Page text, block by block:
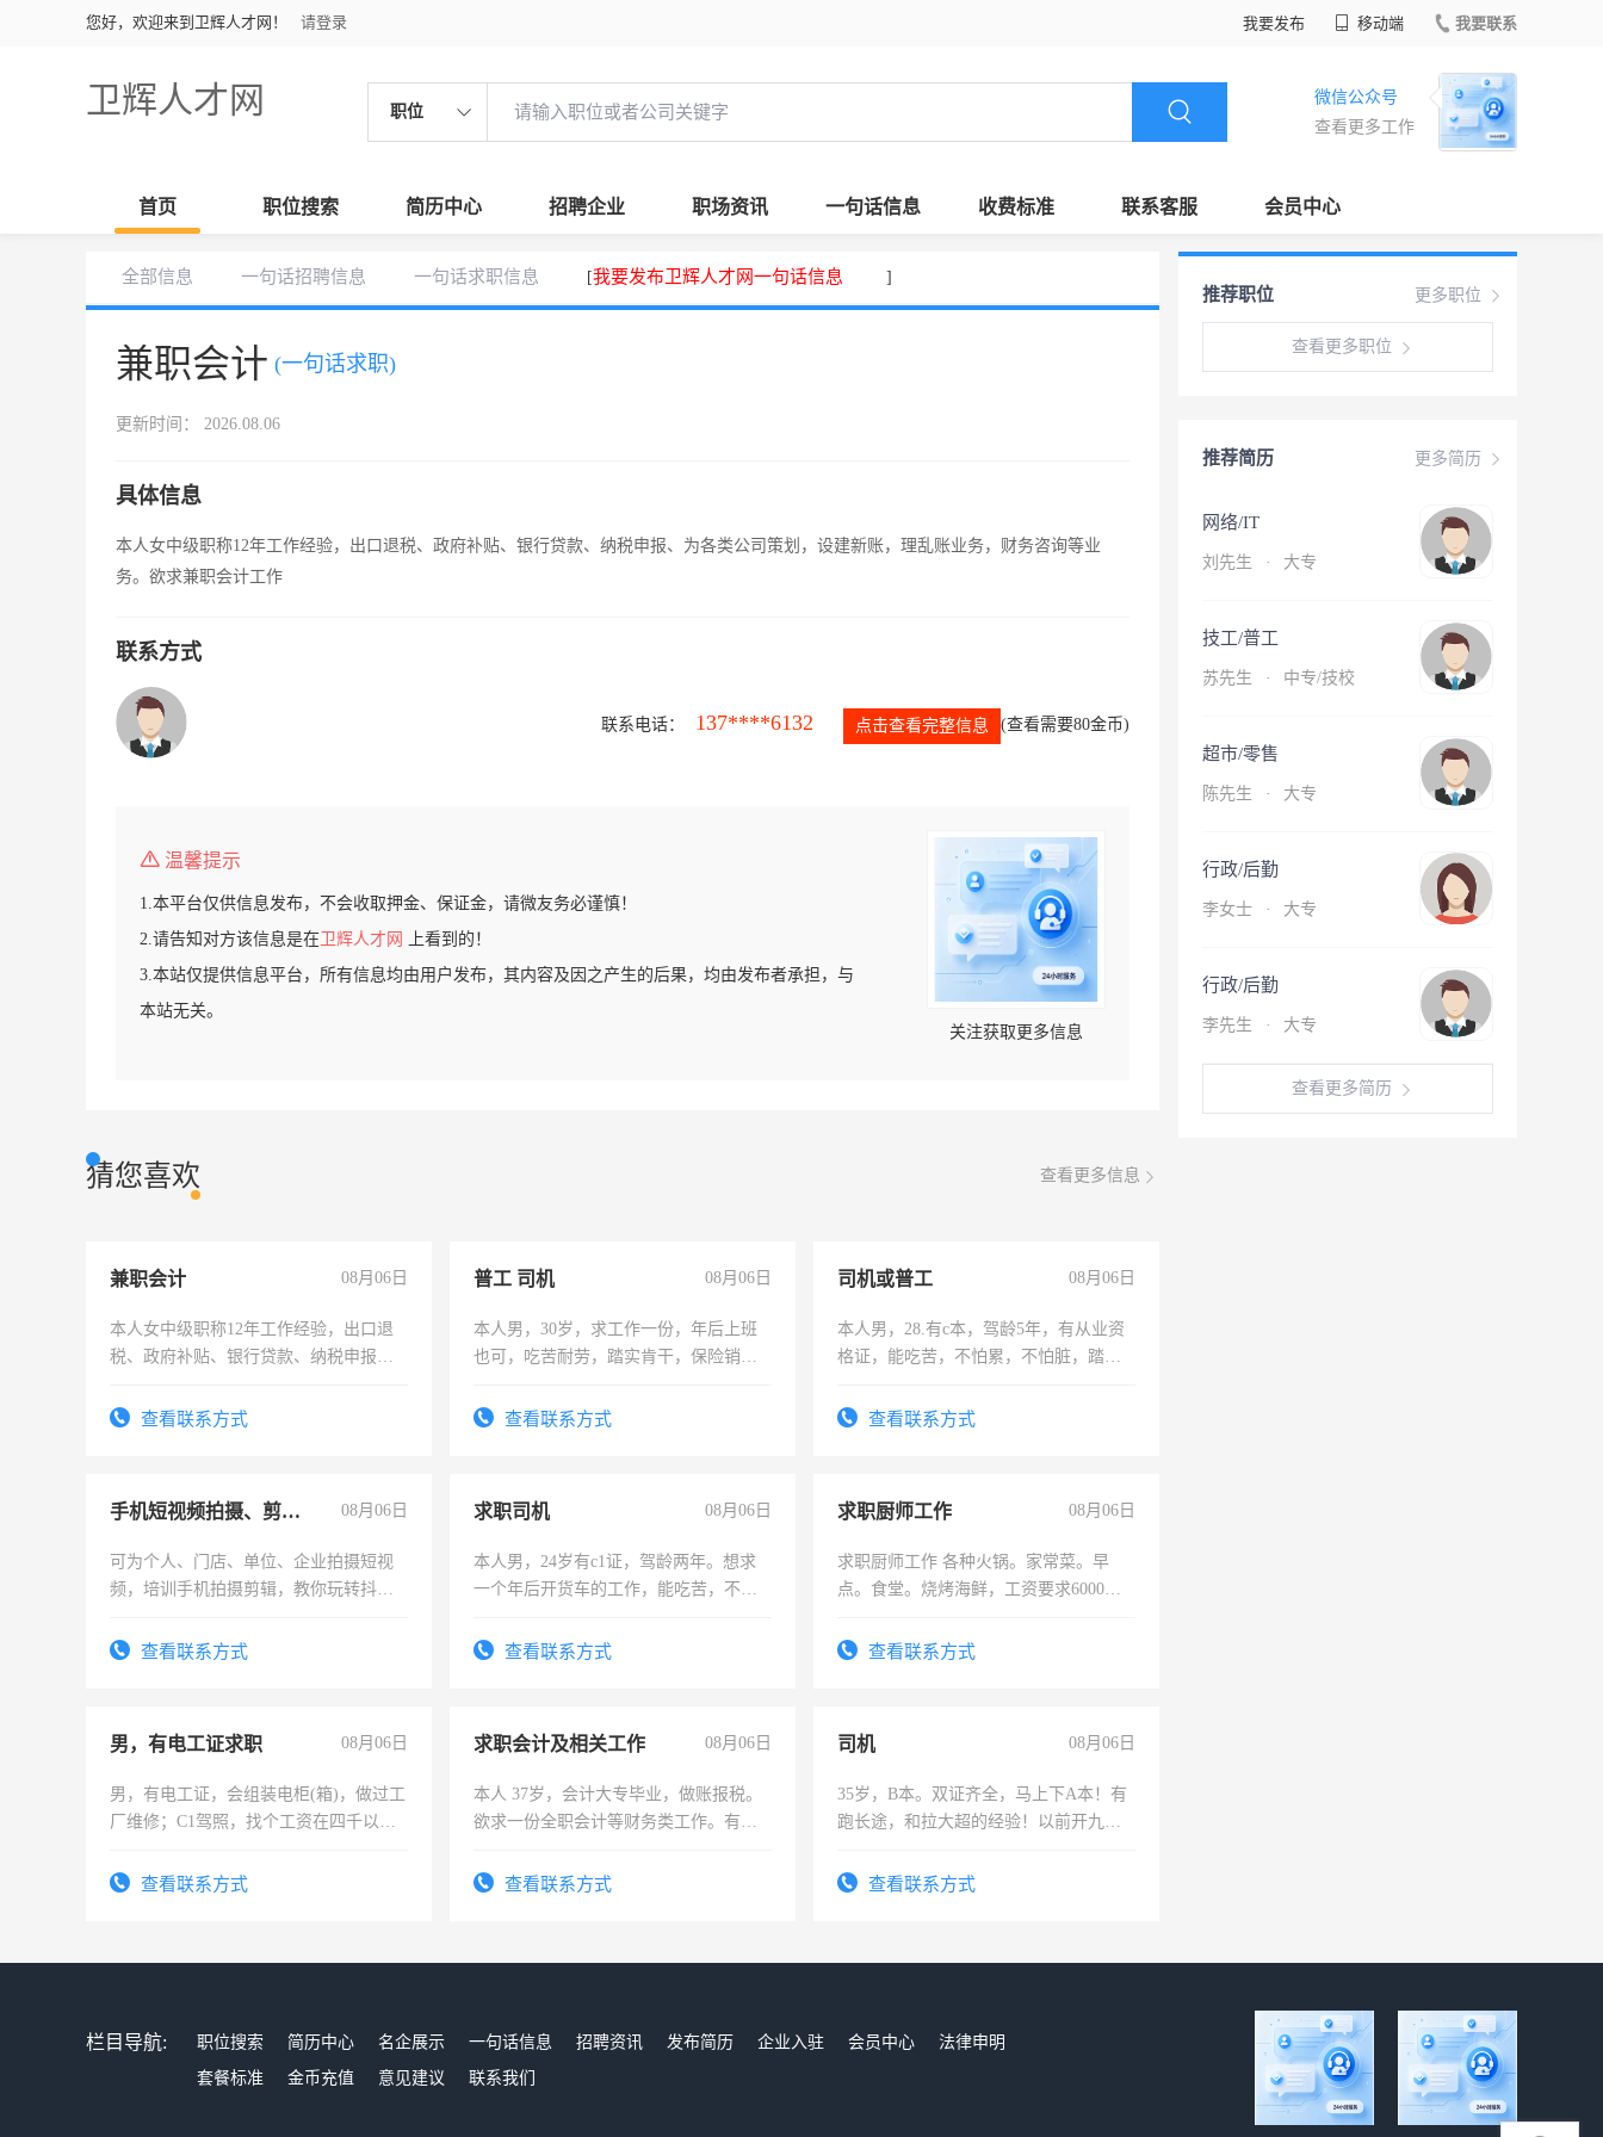
您好，欢迎来到卫辉人才网！ 请登录 我要发布 移动端 我要联系
卫辉人才网 职位
微信公众号
查看更多工作
首页 职位搜索 简历中心 招聘企业 职场资讯 一句话信息 收费标准 联系客服 会员中心
全部信息 一句话招聘信息 一句话求职信息 [我要发布卫辉人才网一句话信息 ]
兼职会计 (一句话求职)
更新时间： 2026.08.06
具体信息
本人女中级职称12年工作经验，出口退税、政府补贴、银行贷款、纳税申报、为各类公司策划，设建新账，理乱账业务，财务咨询等业
务。欲求兼职会计工作
联系方式
联系电话： 137****6132 点击查看完整信息 (查看需要80金币)
温馨提示
1.本平台仅供信息发布，不会收取押金、保证金，请微友务必谨慎！
2.请告知对方该信息是在 卫辉人才网
上看到的！
3.本站仅提供信息平台，所有信息均由用户发布，其内容及因之产生的后果，均由发布者承担，与
本站无关。
关注获取更多信息
猜您喜欢 查看更多信息
兼职会计 08月06日
本人女中级职称12年工作经验，出口退
税、政府补贴、银行贷款、纳税申报、
务，财务咨询等业务。欲求兼职会计工
查看联系方式
普工 司机 08月06日
本人男，30岁，求工作一份，年后上班
也可，吃苦耐劳，踏实肯干，保险销售
查看联系方式
司机或普工 08月06日
本人男，28.有c本，驾龄5年，有从业资
格证，能吃苦，不怕累，不怕脏，踏
查看联系方式
手机短视频拍摄、剪辑、抖音快手 08月06日
可为个人、门店、单位、企业拍摄短视
频，培训手机拍摄剪辑，教你玩转抖音
频，培训手机拍摄剪辑，教你玩转抖
查看联系方式
求职司机 08月06日
本人男，24岁有c1证，驾龄两年。想求
一个年后开货车的工作，能吃苦，不怕
查看联系方式
求职厨师工作 08月06日
求职厨师工作 各种火锅。家常菜。早
点。食堂。烧烤海鲜，工资要求6000以
查看联系方式
男，有电工证求职 08月06日
男，有电工证，会组装电柜(箱)，做过工
厂维修；C1驾照，找个工资在四千以
电话查看联系方式
求职会计及相关工作 08月06日
本人 37岁，会计大专毕业，做账报税。
欲求一份全职会计等财务类工作。有会
查看联系方式
司机 08月06日
35岁，B本。双证齐全，马上下A本！有
跑长途，和拉大超的经验！以前开九米
查看联系方式
更多职位
推荐职位
查看更多职位
更多简历
推荐简历
网络/IT
刘先生 · 大专
技工/普工
苏先生 · 中专/技校
超市/零售
陈先生 · 大专
行政/后勤
李女士 · 大专
行政/后勤
李先生 · 大专
查看更多简历
栏目导航: 职位搜索 简历中心 名企展示 一句话信息 招聘资讯 发布简历 企业入驻 会员中心
法律申明
套餐标准
金币充值 意见建议 联系我们